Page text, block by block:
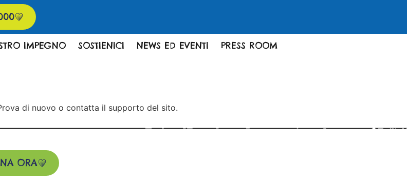
IMPEGNO SOSTIENICI NEWS ED EVENTI PRESS ROOM
di nuovo o contatta il supporto del sito.
ORA